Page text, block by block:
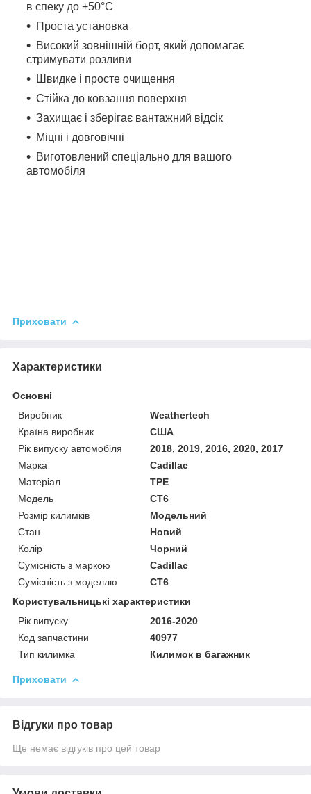
в спеку до +50°С
Проста установка
Високий зовнішній борт, який допомагає
стримувати розливи
Швидке і просте очищення
Стійка до ковзання поверхня
Захищає і зберігає вантажний відсік
Міцні і довговічні
Виготовлений спеціально для вашого
автомобіля
Приховати
Характеристики
Основні
Виробник
Weathertech
Країна виробник
США
Рік випуску автомобіля
2018, 2019, 2016, 2020, 2017
Марка
Cadillac
Матеріал
TPE
Модель
CT6
Розмір килимків
Модельний
Стан
Новий
Колір
Чорний
Сумісність з маркою
Cadillac
Сумісність з моделлю
CT6
Користувальницькі характеристики
Рік випуску
2016-2020
Код запчастини
40977
Тип килимка
Килимок в багажник
Приховати
Відгуки про товар
Ще немає відгуків про цей товар